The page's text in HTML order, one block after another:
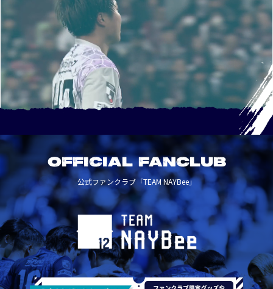
OFFICIAL FANCLUB
公式ファンクラブ「TEAM NAYBee」